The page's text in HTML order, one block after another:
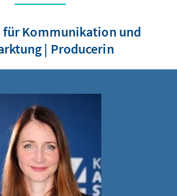
für Kommunikation und
| Producerin